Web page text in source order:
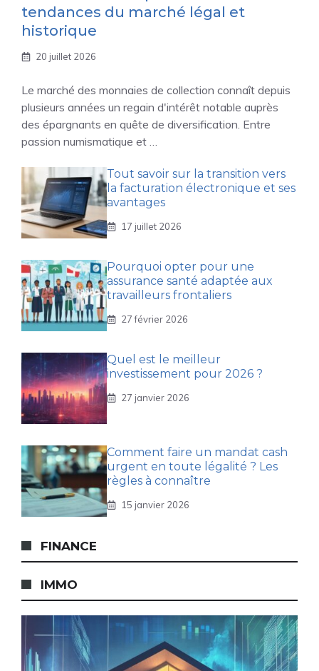
tendances du marché légal et
historique
20 juillet 2026
Le marché des monnaies de collection connaît depuis
plusieurs années un regain d'intérêt notable auprès
des épargnants en quête de diversification. Entre
passion numismatique et …
Tout savoir sur la transition vers
la facturation électronique et ses
avantages
17 juillet 2026
Pourquoi opter pour une
assurance santé adaptée aux
travailleurs frontaliers
27 février 2026
Quel est le meilleur
investissement pour 2026 ?
27 janvier 2026
Comment faire un mandat cash
urgent en toute légalité ? Les
règles à connaître
15 janvier 2026
FINANCE
IMMO